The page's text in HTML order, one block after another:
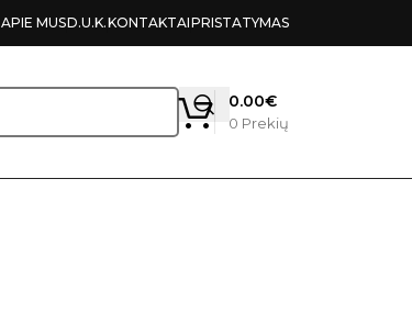
APIE MUSD.U.K.KONTAKTAIPRISTATYMAS
0 Prekių
0.00€